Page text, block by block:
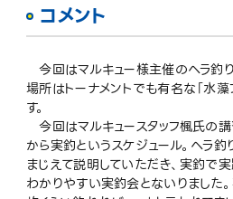
コメント
今回はマルキュー様主催のヘラ釣
場所はトーナメントでも有名な「水藻
す。
今回はマルキュースタッフ楓氏の
から実釣というスケジュール。ヘラ
まじえて説明していただき、実釣で
わかりやすい実釣会とないりました